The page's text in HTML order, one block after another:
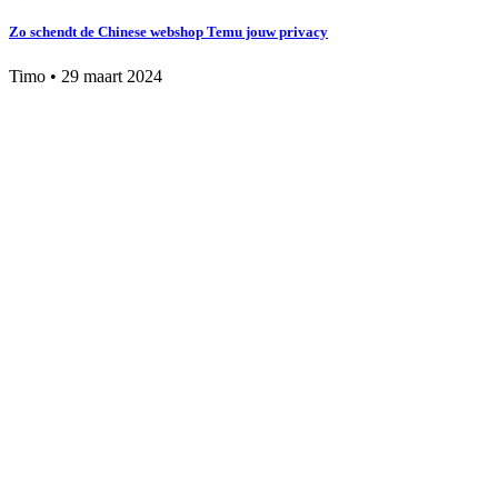
Zo schendt de Chinese webshop Temu jouw privacy
Timo • 29 maart 2024